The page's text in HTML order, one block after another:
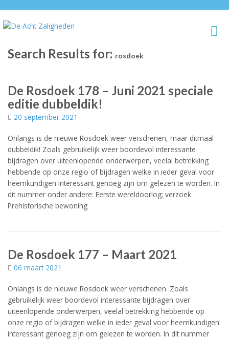
Search Results for: rosdoek
De Rosdoek 178 – Juni 2021 speciale
editie dubbeldik!
20 september 2021
Onlangs is de nieuwe Rosdoek weer verschenen, maar ditmaal
dubbeldik! Zoals gebruikelijk weer boordevol interessante
bijdragen over uiteenlopende onderwerpen, veelal betrekking
hebbende op onze regio of bijdragen welke in ieder geval voor
heemkundigen interessant genoeg zijn om gelezen te worden. In
dit nummer onder andere: Eerste wereldoorlog; verzoek
Prehistorische bewoning
De Rosdoek 177 – Maart 2021
06 maart 2021
Onlangs is de nieuwe Rosdoek weer verschenen. Zoals
gebruikelijk weer boordevol interessante bijdragen over
uiteenlopende onderwerpen, veelal betrekking hebbende op
onze regio of bijdragen welke in ieder geval voor heemkundigen
interessant genoeg zijn om gelezen te worden. In dit nummer